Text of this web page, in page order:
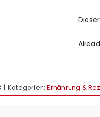
| Kategorien:Ernährung &